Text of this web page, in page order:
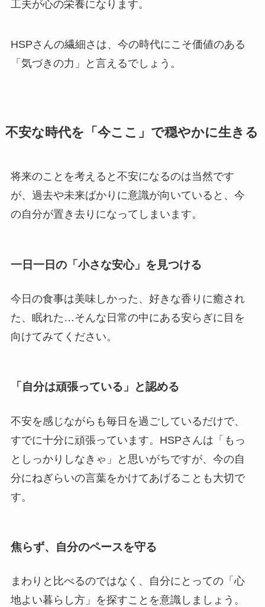
工夫が心の栄養になります。
HSPさんの繊細さは、今の時代にこそ価値のある
「気づきの力」と言えるでしょう。
不安な時代を「今ここ」で穏やかに生きる
将来のことを考えると不安になるのは当然です
が、過去や未来ばかりに意識が向いていると、今
の自分が置き去りになってしまいます。
一日一日の「小さな安心」を見つける
今日の食事は美味しかった、好きな香りに癒され
た、眠れた…そんな日常の中にある安らぎに目を
向けてみてください。
「自分は頑張っている」と認める
不安を感じながらも毎日を過ごしているだけで、
すでに十分に頑張っています。HSPさんは「もっ
としっかりしなきゃ」と思いがちですが、今の自
分にねぎらいの言葉をかけてあげることも大切で
す。
焦らず、自分のペースを守る
まわりと比べるのではなく、自分にとっての「心
地よい暮らし方」を探すことを意識しましょう。